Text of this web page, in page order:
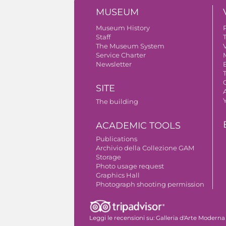
MUSEUM
Museum History
Staff
The Museum System
Service Charter
Newsletter
SITE
The building
ACADEMIC TOOLS
Publications
Archivio della Collezione GAM
Storage
Photo usage request
Graphics Hall
Photograph shooting permission
Leggi le recensioni su: Galleria d'Arte Moderna